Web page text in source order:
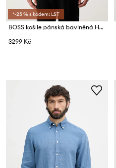
*-25 % s kódem: LST
BOSS košile pánská bavlněná H-ROAN-BD-E-C1-263
3299 Kč